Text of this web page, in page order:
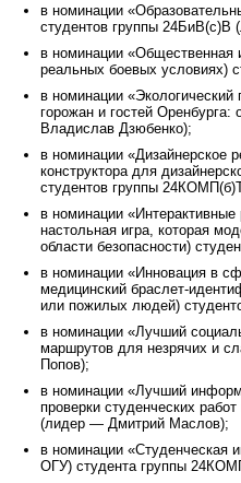
в номинации
студентов группы
в номинации «Общественная
реальных боевых условиях)
в номинации
горожан и гостей
Владислав Дзюбенко);
в номинации «Дизайнерское
конструктора для
студентов группы
в номинации
настольная игра, которая
области безопасности)
в номинации «Инновация в
медицинский браслет-
или пожилых людей)
в номинации «Лучший
маршрутов для незрячих и
Попов);
в номинации «Лучший
проверки студенческих
(лидер — Дмитрий Маслов);
в номинации «Студенческая
ОГУ) студента группы